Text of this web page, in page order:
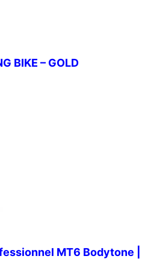
BIKE – GOLD
MT6 Bodytone |